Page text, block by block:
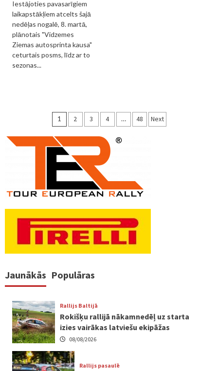
Iestājoties pavasarīgiem
laikapstākļiem atcelts šajā
nedēļas nogalē, 8. martā,
plānotais "Vidzemes
Ziemas autosprinta kausa"
ceturtais posms, līdz ar to
sezonas...
Ziņu
numerācija
pēc
lappusēm
1 2 3 4 … 48 Next
Jaunākās Populāras
Rallijs Baltijā
Rokišķu rallijā nākamnedēļ uz starta
izies vairākas latviešu ekipāžas
08/08/2026
Rallijs pasaulē